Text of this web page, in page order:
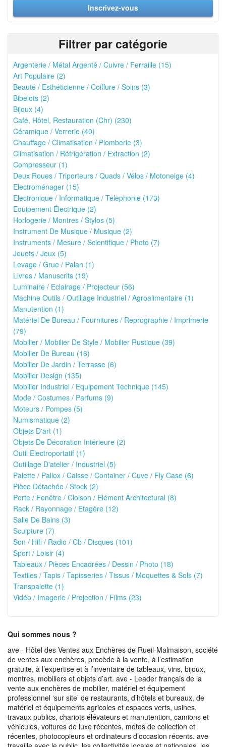
Inscrivez-vous
Filtrer par catégorie
Argenterie / Métal Argenté / Cuivre / Ferraille (15)
Art Populaire (2)
Beauté / Esthéticienne / Coiffure / Soins (3)
Bibelots (2)
Bijoux (4)
Café, Hôtel, Restauration (Chr) (230)
Céramique / Verrerie (40)
Chauffage / Climatisation / Plomberie (3)
Climatisation / Réfrigération / Extraction (2)
Compresseur (1)
Deux Roues / Triporteurs / Quads / Vélos / Motoneige (4)
Electroménager (15)
Electronique / Informatique / Telephonie (173)
Equipement Électrique (2)
Horlogerie / Montres / Stylos (5)
Instrument De Musique / Musique (2)
Instruments / Mesure / Scientifique / Photo (7)
Jouets / Jeux (5)
Levage / Grue / Palan (1)
Livres / Manuscrits (19)
Luminaire / Eclairage / Projecteur (56)
Machine Outils / Outillage Industriel / Agroalimentaire (1)
Manutention (1)
Matériel De Bureau / Fournitures / Reprographie / Imprimerie
(79)
Mobilier / Mobilier De Style / Mobilier Rustique (39)
Mobilier De Bureau (16)
Mobilier De Jardin / Terrasse (6)
Mobilier Design (135)
Mobilier Industriel / Equipement Technique (145)
Mode / Costumes / Parfums (9)
Moteurs / Pompes (5)
Numismatique (2)
Objets D'art (1)
Objets De Décoration Intérieure (2)
Outil Electroportatif (1)
Outillage D'atelier / Industriel (5)
Palette / Pallox / Caisse / Container / Cuve / Fly Case (6)
Pièce Détachée / Stock (2)
Porte / Fenêtre / Cloison / Elément Architectural (8)
Rack / Rayonnage / Etagère (12)
Salle De Bains (3)
Sculpture (7)
Son / Hifi / Radio / Cb / Disques (101)
Sport / Loisir (4)
Tableaux / Pièces Encadrées / Dessin / Photo (18)
Textiles / Tapis / Tapisseries / Tissus / Moquettes & Sols (7)
Transpalette (1)
Vidéo / Imagerie / Projection / Films (23)
Qui sommes nous ?
ave - Hôtel des Ventes aux Enchères de Rueil-Malmaison, société
de ventes aux enchères, procède à la vente, à l’estimation
gratuite, à l’expertise et à l’inventaire de tableaux, vins, bijoux,
montres, mobiliers et objets d’art. ave - Leader français de la
vente aux enchères de mobilier, matériel et équipement
professionnel ‘sur site’ de restaurants, d’hôtels et bureaux, de
matériel et équipements agricoles et espaces verts, usines,
travaux publics, chariots élévateurs et manutention, camions et
véhicules, voitures de luxe récentes, motos de collection et
récentes, photocopieurs et ordinateurs d’occasion récents. ave